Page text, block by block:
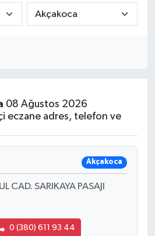
08 Ağustos 2026
eczane adres, telefon ve
Akçakoca
CAD. SARIKAYA PASAJI
0 (380) 611 93 44